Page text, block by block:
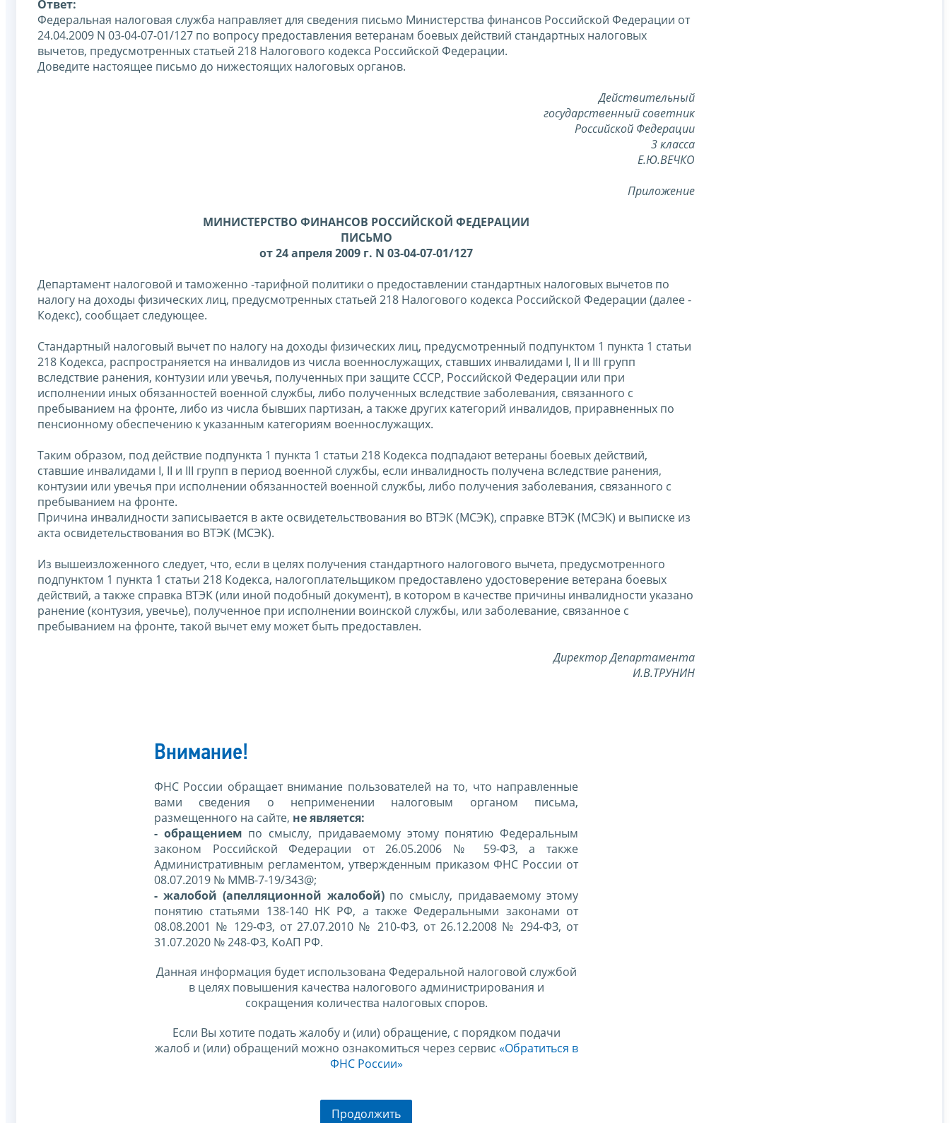
Ответ:
Федеральная налоговая служба направляет для сведения письмо Министерства финансов Российской Федерации от
24.04.2009 N 03-04-07-01/127 по вопросу предоставления ветеранам боевых действий стандартных налоговых
вычетов, предусмотренных статьей 218 Налогового кодекса Российской Федерации.
Доведите настоящее письмо до нижестоящих налоговых органов.
Действительный
государственный советник
Российской Федерации
3 класса
Е.Ю.ВЕЧКО
Приложение
МИНИСТЕРСТВО ФИНАНСОВ РОССИЙСКОЙ ФЕДЕРАЦИИ
ПИСЬМО
от 24 апреля 2009 г. N 03-04-07-01/127
Департамент налоговой и таможенно -тарифной политики о предоставлении стандартных налоговых вычетов по
налогу на доходы физических лиц, предусмотренных статьей 218 Налогового кодекса Российской Федерации (далее -
Кодекс), сообщает следующее.
Стандартный налоговый вычет по налогу на доходы физических лиц, предусмотренный подпунктом 1 пункта 1 статьи
218 Кодекса, распространяется на инвалидов из числа военнослужащих, ставших инвалидами I, II и III групп
вследствие ранения, контузии или увечья, полученных при защите СССР, Российской Федерации или при
исполнении иных обязанностей военной службы, либо полученных вследствие заболевания, связанного с
пребыванием на фронте, либо из числа бывших партизан, а также других категорий инвалидов, приравненных по
пенсионному обеспечению к указанным категориям военнослужащих.
Таким образом, под действие подпункта 1 пункта 1 статьи 218 Кодекса подпадают ветераны боевых действий,
ставшие инвалидами I, II и III групп в период военной службы, если инвалидность получена вследствие ранения,
контузии или увечья при исполнении обязанностей военной службы, либо получения заболевания, связанного с
пребыванием на фронте.
Причина инвалидности записывается в акте освидетельствования во ВТЭК (МСЭК), справке ВТЭК (МСЭК) и выписке из
акта освидетельствования во ВТЭК (МСЭК).
Из вышеизложенного следует, что, если в целях получения стандартного налогового вычета, предусмотренного
подпунктом 1 пункта 1 статьи 218 Кодекса, налогоплательщиком предоставлено удостоверение ветерана боевых
действий, а также справка ВТЭК (или иной подобный документ), в котором в качестве причины инвалидности указано
ранение (контузия, увечье), полученное при исполнении воинской службы, или заболевание, связанное с
пребыванием на фронте, такой вычет ему может быть предоставлен.
Директор Департамента
И.В.ТРУНИН
Внимание!
ФНС России обращает внимание пользователей на то, что направленные
вами сведения о неприменении налоговым органом письма,
размещенного на сайте, не является:
- обращением по смыслу, придаваемому этому понятию Федеральным
законом Российской Федерации от 26.05.2006 № 59-ФЗ, а также
Административным регламентом, утвержденным приказом ФНС России от
08.07.2019 № ММВ-7-19/343@;
- жалобой (апелляционной жалобой)по смыслу, придаваемому этому
понятию статьями 138-140 НК РФ, а также Федеральными законами от
08.08.2001 № 129-ФЗ, от 27.07.2010 № 210-ФЗ, от 26.12.2008 № 294-ФЗ, от
31.07.2020 № 248-ФЗ, КоАП РФ.
Данная информация будет использована Федеральной налоговой службой
в целях повышения качества налогового администрирования и
сокращения количества налоговых споров.
Если Вы хотите подать жалобу и (или) обращение, с порядком подачи
жалоб и (или) обращений можно ознакомиться через сервис «Обратиться в
ФНС России»
Продолжить